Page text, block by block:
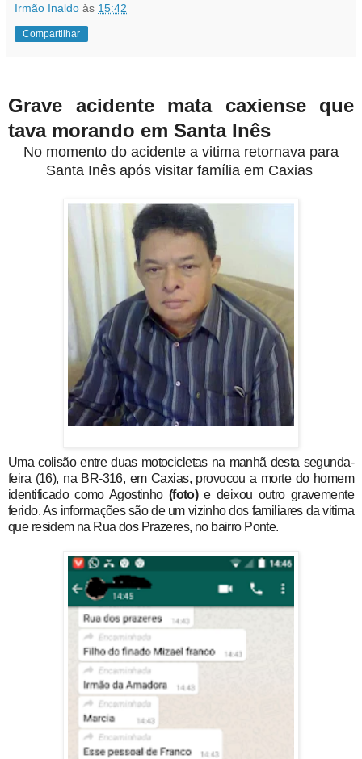
Irmão Inaldo às 15:42
Compartilhar
Grave acidente mata caxiense que
tava morando em Santa Inês
No momento do acidente a vitima retornava para
Santa Inês após visitar família em Caxias
Uma colisão entre duas motocicletas na manhã desta segunda-
feira (16), na BR-316, em Caxias, provocou a morte do homem
identificado como Agostinho(foto)e deixou outro gravemente
ferido. As informações são de um vizinho dos familiares da vitima
que residem na Rua dos Prazeres, no bairro Ponte.